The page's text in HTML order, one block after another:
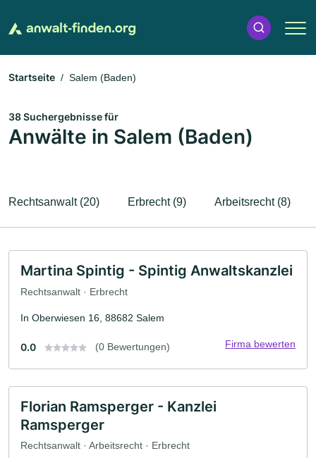
Startseite Salem (Baden)
38 Suchergebnisse für
Anwälte in Salem (Baden)
Rechtsanwalt (20) Erbrecht (9) Arbeitsrecht (8)
Martina Spintig - Spintig Anwaltskanzlei
Rechtsanwalt · Erbrecht
In Oberwiesen 16, 88682 Salem
0.0 (0 Bewertungen) Firma bewerten
Florian Ramsperger - Kanzlei
Ramsperger
Rechtsanwalt · Arbeitsrecht · Erbrecht